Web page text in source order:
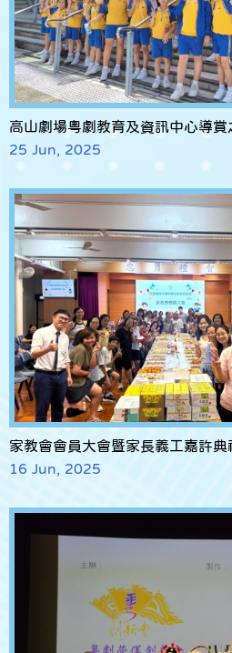
高山劇場粵劇教育及資訊中心導賞
25 Jun, 2025
家教會會員大會暨家長義工嘉許
16 Jun, 2025